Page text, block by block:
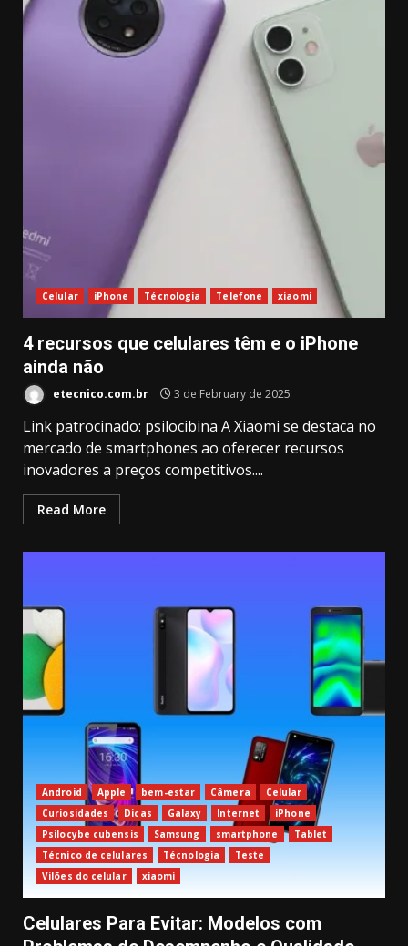
Celular iPhone Técnologia Telefone xiaomi
4 recursos que celulares têm e o iPhone
ainda não
etecnico.com.br 3 de February de 2025
Link patrocinado: psilocibina A Xiaomi se destaca no
mercado de smartphones ao oferecer recursos
inovadores a preços competitivos....
Read More
Android Apple bem-estar Câmera
Celular
Curiosidades
Dicas Galaxy Internet
iPhone
Psilocybe cubensis
Samsung smartphone
Tablet
Técnico de celulares
Técnologia
Teste
Vilões do celular
xiaomi
Celulares Para Evitar: Modelos com